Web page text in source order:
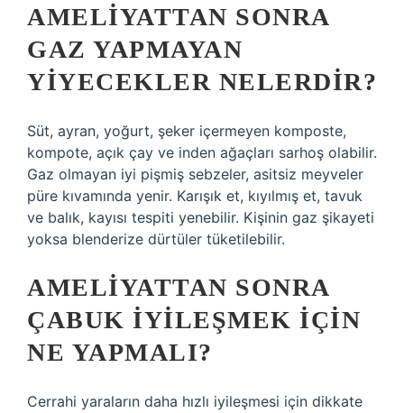
AMELIYATTAN SONRA
GAZ YAPMAYAN
YIYECEKLER NELERDIR?
Süt, ayran, yoğurt, şeker içermeyen komposte,
kompote, açık çay ve inden ağaçları sarhoş olabilir.
Gaz olmayan iyi pişmiş sebzeler, asitsiz meyveler
püre kıvamında yenir. Karışık et, kıyılmış et, tavuk
ve balık, kayısı tespiti yenebilir. Kişinin gaz şikayeti
yoksa blenderize dürtüler tüketilebilir.
AMELIYATTAN SONRA
ÇABUK IYILEŞMEK IÇIN
NE YAPMALI?
Cerrahi yaraların daha hızlı iyileşmesi için dikkate